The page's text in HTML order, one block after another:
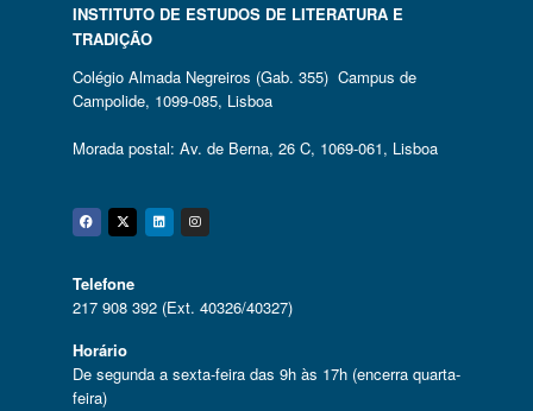
INSTITUTO DE ESTUDOS DE LITERATURA E
TRADIÇÃO
Colégio Almada Negreiros (Gab. 355) Campus de
Campolide, 1099-085, Lisboa
Morada postal: Av. de Berna, 26 C, 1069-061, Lisboa
Facebook
Twitter
Linkedin
Instagram
Telefone
217 908 392 (Ext. 40326/40327)
Horário
De segunda a sexta-feira das 9h às 17h (encerra quarta-
feira)